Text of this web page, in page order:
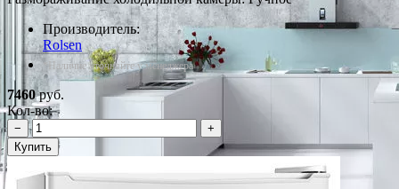
Производитель:
Rolsen
*Наличие уточняйте у менеджера
7460руб.
Кол-во:
−
+
Купить